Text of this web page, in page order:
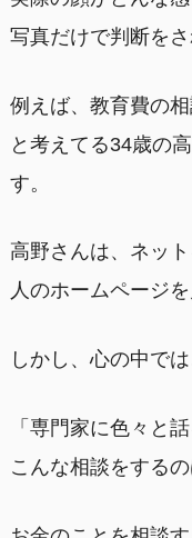
写真だけで判断をさ
例えば、教育費の相
と考えてる34歳の
す。
高野さんは、ネッ
人のホームページを
しかし、心の中で
「専門家に色々と
こんな相談をする